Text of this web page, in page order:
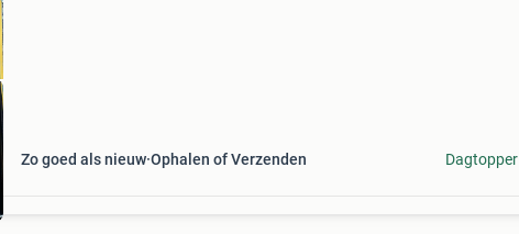
Zo goed als nieuw Ophalen of Verzenden Dagtopper